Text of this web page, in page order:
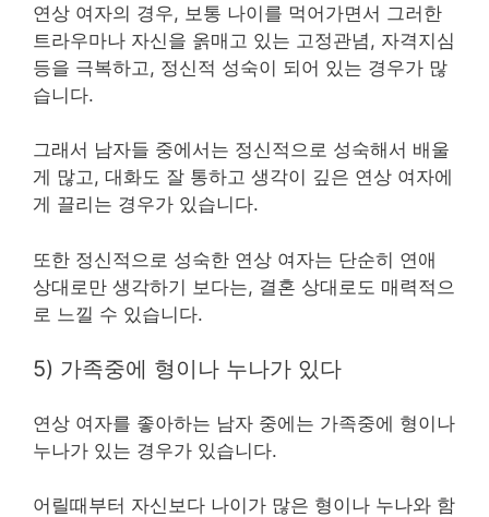
연상 여자의 경우, 보통 나이를 먹어가면서 그러한
트라우마나 자신을 옭매고 있는 고정관념, 자격지심
등을 극복하고, 정신적 성숙이 되어 있는 경우가 많
습니다.
그래서 남자들 중에서는 정신적으로 성숙해서 배울
게 많고, 대화도 잘 통하고 생각이 깊은 연상 여자에
게 끌리는 경우가 있습니다.
또한 정신적으로 성숙한 연상 여자는 단순히 연애
상대로만 생각하기 보다는, 결혼 상대로도 매력적으
로 느낄 수 있습니다.
5) 가족중에 형이나 누나가 있다
연상 여자를 좋아하는 남자 중에는 가족중에 형이나
누나가 있는 경우가 있습니다.
어릴때부터 자신보다 나이가 많은 형이나 누나와 함